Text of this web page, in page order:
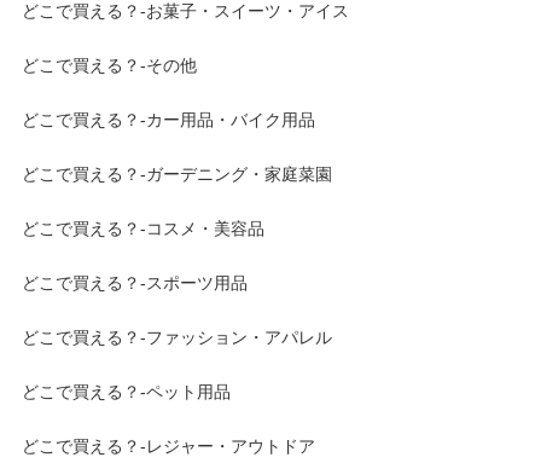
どこで買える？-お菓子・スイーツ・アイス
どこで買える？-その他
どこで買える？-カー用品・バイク用品
どこで買える？-ガーデニング・家庭菜園
どこで買える？-コスメ・美容品
どこで買える？-スポーツ用品
どこで買える？-ファッション・アパレル
どこで買える？-ペット用品
どこで買える？-レジャー・アウトドア